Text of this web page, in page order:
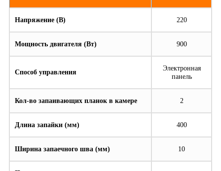
Напряжение (В) 220
Мощность двигателя (Вт) 900
Способ управления
Электронная
панель
Кол-во запаивающих планок в камере 2
Длина запайки (мм) 400
Ширина запаечного шва (мм) 10